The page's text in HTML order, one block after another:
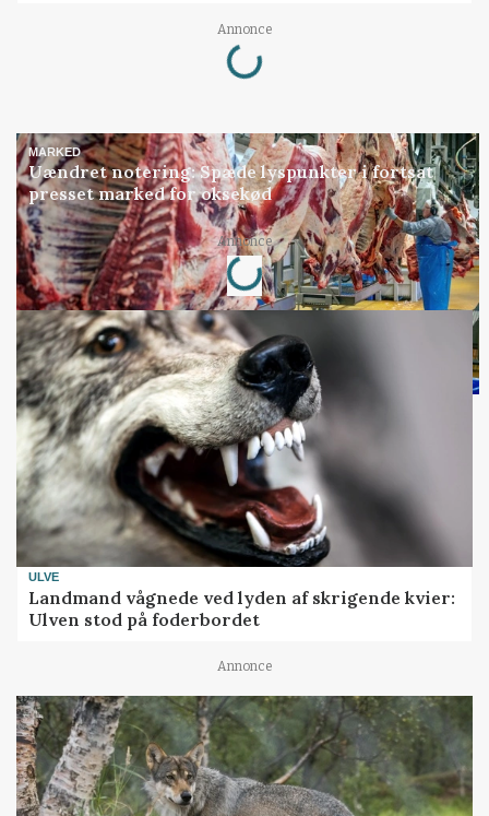
Annonce
Loading...
MARKED
Uændret notering: Spæde lyspunkter i fortsat
presset marked for oksekød
Annonce
Loading...
ULVE
Landmand vågnede ved lyden af skrigende kvier:
Ulven stod på foderbordet
Annonce